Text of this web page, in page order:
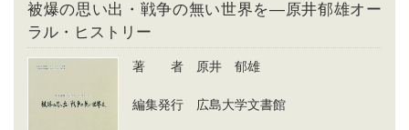
被爆の思い出・戦争の無い世界を―原井郁雄オー
ラル・ヒストリー
著 者 原井 郁雄
編集発行 広島大学文書館